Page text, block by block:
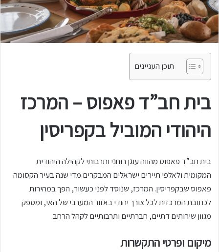
תוכן העניינים
בית חב”ד פאפוס – המרכז
היהודי המוביל בקפריסין
בית חב”ד פאפוס מהווה עוגן רוחני ותרבותי לקהילה היהודית
המקומית ולאלפי תיירים ישראלים המבקרים מדי שנה בעיר הקסומה
פאפוס שבקפריסין. המרכז, שנוסד לפני כעשור, הפך במהירות
לכתובת המרכזית לכל צורך יהודי באזור המערבי של האי, ומספק
מגוון שירותים דתיים, חברתיים ותרבותיים לקהל הרחב.
מיקום ופרטי התקשרות